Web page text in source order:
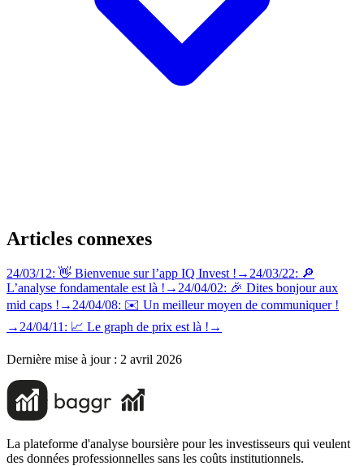
Articles connexes
24/03/12: 👋 Bienvenue sur l’app IQ Invest ! → 24/03/22: 🔎
L’analyse fondamentale est là ! → 24/04/02: 🎉 Dites bonjour aux
mid caps ! → 24/04/08: ✉️ Un meilleur moyen de communiquer !
→ 24/04/11: 📈 Le graph de prix est là ! →
Dernière mise à jour : 2 avril 2026
La plateforme d'analyse boursière pour les investisseurs qui veulent
des données professionnelles sans les coûts institutionnels.